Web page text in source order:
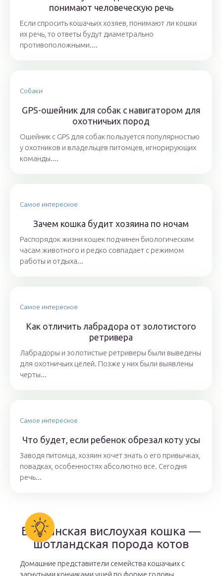
понимают человеческую речь
Если спросить кошачьих хозяев, понимают ли кошки
их речь, то ответы будут диаметрально
противоположными....
Собаки
GPS-ошейник для собак с навигатором для
охотничьих пород
Ошейник с GPS для собак пользуется популярностью
у охотников и владельцев питомцев, игнорирующих
команды....
Самое интересное
Зачем кошка будит хозяина по ночам
Распорядок жизни кошек подчинен биологическим
часам животного и редко совпадает с режимом
работы и отдыха...
Самое интересное
Как отличить лабрадора от золотистого
ретривера
Лабрадоры и золотистые ретриверы были выведены
для охотничьих целей. Позже у них были выявлены
черты...
Самое интересное
Что будет, если ребенок обрезал коту усы
Заводя питомца, хозяин хочет знать о его привычках,
повадках, особенностях абсолютно все. Сегодня
речь...
Британская вислоухая кошка —
шотландская порода котов
Домашние представители семейства кошачьих с
загнутыми кончиками ушей по форме головы,